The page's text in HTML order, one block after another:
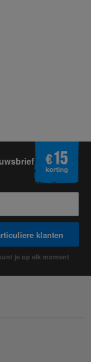
klanten
je op elk moment